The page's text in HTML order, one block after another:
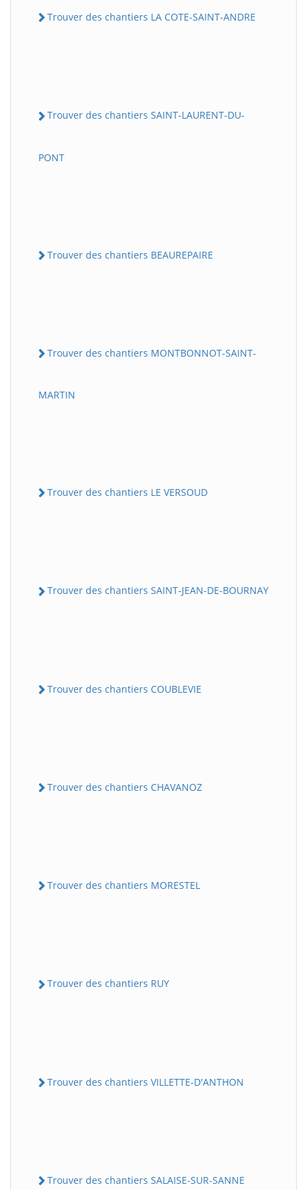
Trouver des chantiers LA COTE-SAINT-ANDRE
Trouver des chantiers SAINT-LAURENT-DU-
PONT
Trouver des chantiers BEAUREPAIRE
Trouver des chantiers MONTBONNOT-SAINT-
MARTIN
Trouver des chantiers LE VERSOUD
Trouver des chantiers SAINT-JEAN-DE-BOURNAY
Trouver des chantiers COUBLEVIE
Trouver des chantiers CHAVANOZ
Trouver des chantiers MORESTEL
Trouver des chantiers RUY
Trouver des chantiers VILLETTE-D'ANTHON
Trouver des chantiers SALAISE-SUR-SANNE